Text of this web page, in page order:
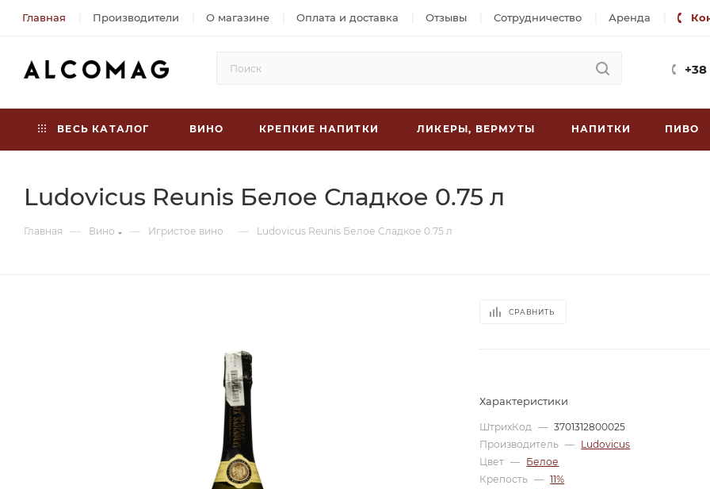
Главная Производители О магазине Оплата и доставка Отзывы Сотрудничество Аренда
ВЕСЬ КАТАЛОГ ВИНО КРЕПКИЕ НАПИТКИ ЛИКЕРЫ, ВЕРМУТЫ НАПИТКИ ПИВО
Ludovicus Reunis Белое Сладкое 0.75 л
Главная — Вино — Игристое вино — Ludovicus Reunis Белое Сладкое 0.75 л
СРАВНИТЬ
Характеристики
ШтрихКод — 3701312800025
Производитель — Ludovicus
Цвет — Белое
Крепость — 11%